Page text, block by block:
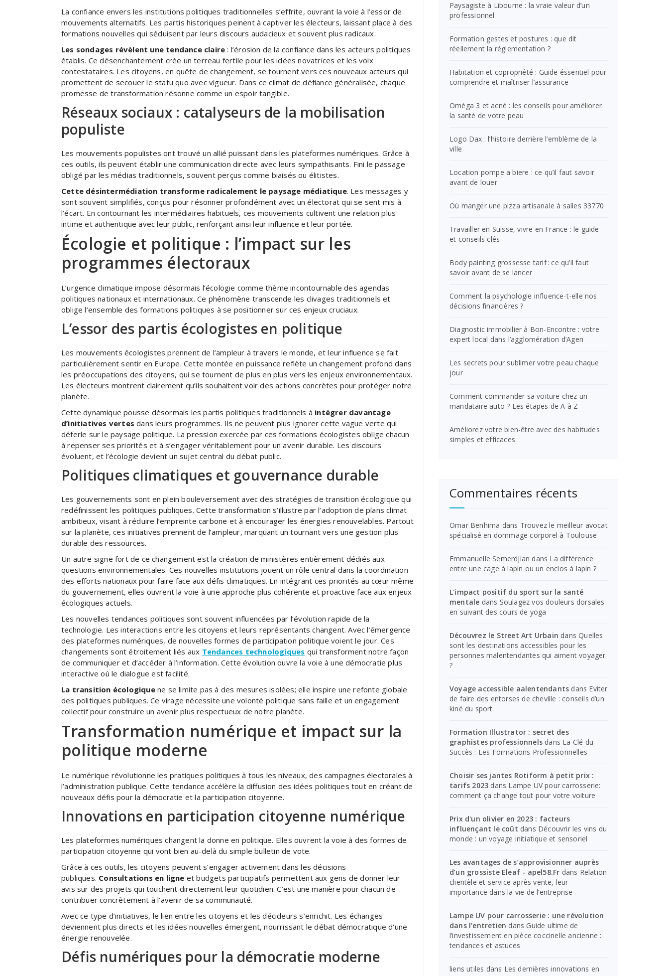
La confiance envers les institutions politiques traditionnelles s’effrite, ouvrant la voie à l’essor de
mouvements alternatifs. Les partis historiques peinent à captiver les électeurs, laissant place à des
formations nouvelles qui séduisent par leurs discours audacieux et souvent plus radicaux.
Les sondages révèlent une tendance claire : l’érosion de la confiance dans les acteurs politiques
établis. Ce désenchantement crée un terreau fertile pour les idées novatrices et les voix
contestataires. Les citoyens, en quête de changement, se tournent vers ces nouveaux acteurs qui
promettent de secouer le statu quo avec vigueur. Dans ce climat de défiance généralisée, chaque
promesse de transformation résonne comme un espoir tangible.
Réseaux sociaux : catalyseurs de la mobilisation
populiste
Les mouvements populistes ont trouvé un allié puissant dans les plateformes numériques. Grâce à
ces outils, ils peuvent établir une communication directe avec leurs sympathisants. Fini le passage
obligé par les médias traditionnels, souvent perçus comme biaisés ou élitistes.
Cette désintermédiation transforme radicalement le paysage médiatique. Les messages y
sont souvent simplifiés, conçus pour résonner profondément avec un électorat qui se sent mis à
l’écart. En contournant les intermédiaires habituels, ces mouvements cultivent une relation plus
intime et authentique avec leur public, renforçant ainsi leur influence et leur portée.
Écologie et politique : l’impact sur les
programmes électoraux
L’urgence climatique impose désormais l’écologie comme thème incontournable des agendas
politiques nationaux et internationaux. Ce phénomène transcende les clivages traditionnels et
oblige l’ensemble des formations politiques à se positionner sur ces enjeux cruciaux.
L’essor des partis écologistes en politique
Les mouvements écologistes prennent de l’ampleur à travers le monde, et leur influence se fait
particulièrement sentir en Europe. Cette montée en puissance reflète un changement profond dans
les préoccupations des citoyens, qui se tournent de plus en plus vers les enjeux environnementaux.
Les électeurs montrent clairement qu’ils souhaitent voir des actions concrètes pour protéger notre
planète.
Cette dynamique pousse désormais les partis politiques traditionnels à intégrer davantage
d’initiatives vertes dans leurs programmes. Ils ne peuvent plus ignorer cette vague verte qui
déferle sur le paysage politique. La pression exercée par ces formations écologistes oblige chacun
à repenser ses priorités et à s’engager véritablement pour un avenir durable. Les discours
évoluent, et l’écologie devient un sujet central du débat public.
Politiques climatiques et gouvernance durable
Les gouvernements sont en plein bouleversement avec des stratégies de transition écologique qui
redéfinissent les politiques publiques. Cette transformation s’illustre par l’adoption de plans climat
ambitieux, visant à réduire l’empreinte carbone et à encourager les énergies renouvelables. Partout
sur la planète, ces initiatives prennent de l’ampleur, marquant un tournant vers une gestion plus
durable des ressources.
Un autre signe fort de ce changement est la création de ministères entièrement dédiés aux
questions environnementales. Ces nouvelles institutions jouent un rôle central dans la coordination
des efforts nationaux pour faire face aux défis climatiques. En intégrant ces priorités au cœur même
du gouvernement, elles ouvrent la voie à une approche plus cohérente et proactive face aux enjeux
écologiques actuels.
Les nouvelles tendances politiques sont souvent influencées par l’évolution rapide de la
technologie. Les interactions entre les citoyens et leurs représentants changent. Avec l’émergence
des plateformes numériques, de nouvelles formes de participation politique voient le jour. Ces
changements sont étroitement liés aux Tendances technologiques qui transforment notre façon
de communiquer et d’accéder à l’information. Cette évolution ouvre la voie à une démocratie plus
interactive où le dialogue est facilité.
La transition écologiquene se limite pas à des mesures isolées; elle inspire une refonte globale
des politiques publiques. Ce virage nécessite une volonté politique sans faille et un engagement
collectif pour construire un avenir plus respectueux de notre planète.
Transformation numérique et impact sur la
politique moderne
Le numérique révolutionne les pratiques politiques à tous les niveaux, des campagnes électorales à
l’administration publique. Cette tendance accélère la diffusion des idées politiques tout en créant de
nouveaux défis pour la démocratie et la participation citoyenne.
Innovations en participation citoyenne numérique
Les plateformes numériques changent la donne en politique. Elles ouvrent la voie à des formes de
participation citoyenne qui vont bien au-delà du simple bulletin de vote.
Grâce à ces outils, les citoyens peuvent s’engager activement dans les décisions
publiques. Consultations en ligne et budgets participatifs permettent aux gens de donner leur
avis sur des projets qui touchent directement leur quotidien. C’est une manière pour chacun de
contribuer concrètement à l’avenir de sa communauté.
Avec ce type d’initiatives, le lien entre les citoyens et les décideurs s’enrichit. Les échanges
deviennent plus directs et les idées nouvelles émergent, nourrissant le débat démocratique d’une
énergie renouvelée.
Défis numériques pour la démocratie moderne
Paysagiste à Libourne : la vraie valeur d’un
professionnel
Formation gestes et postures : que dit
réellement la réglementation ?
Habitation et copropriété : Guide éssentiel pour
comprendre et maîtriser l’assurance
Oméga 3 et acné : les conseils pour améliorer
la santé de votre peau
Logo Dax : l’histoire derrière l’emblème de la
ville
Location pompe a biere : ce qu’il faut savoir
avant de louer
Où manger une pizza artisanale à salles 33770
Travailler en Suisse, vivre en France : le guide
et conseils clés
Body painting grossesse tarif : ce qu’il faut
savoir avant de se lancer
Comment la psychologie influence-t-elle nos
décisions financières ?
Diagnostic immobilier à Bon-Encontre : votre
expert local dans l’agglomération d’Agen
Les secrets pour sublimer votre peau chaque
jour
Comment commander sa voiture chez un
mandataire auto ? Les étapes de A à Z
Améliorez votre bien-être avec des habitudes
simples et efficaces
Commentaires récents
Omar Benhima dans Trouvez le meilleur avocat
spécialisé en dommage corporel à Toulouse
Emmanuelle Semerdjian dans La différence
entre une cage à lapin ou un enclos à lapin ?
L'impact positif du sport sur la santé
mentale dans Soulagez vos douleurs dorsales
en suivant des cours de yoga
Découvrez le Street Art Urbain dansQuelles
sont les destinations accessibles pour les
personnes malentendantes qui aiment voyager
?
Voyage accessible aalentendants dans Eviter
de faire des entorses de cheville : conseils d’un
kiné du sport
Formation Illustrator : secret des
graphistes professionnels dans La Clé du
Succès : Les Formations Professionnelles
Choisir ses jantes Rotiform à petit prix :
tarifs 2023 dans Lampe UV pour carrosserie:
comment ça change tout pour votre voiture
Prix d'un olivier en 2023 : facteurs
influençant le coût dans Découvrir les vins du
monde : un voyage initiatique et sensoriel
Les avantages de s’approvisionner auprès
d’un grossiste Eleaf - apel58.Fr dans Relation
clientèle et service après vente, leur
importance dans la vie de l’entreprise
Lampe UV pour carrosserie : une révolution
dans l'entretien dans Guide ultime de
l’investissement en pièce coccinelle ancienne :
tendances et astuces
liens utiles dans Les dernières innovations en